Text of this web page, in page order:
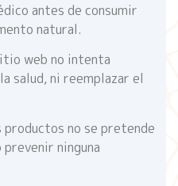
antes de consumir
natural.
web no intenta
salud, ni reemplazar el
no se pretende
ninguna